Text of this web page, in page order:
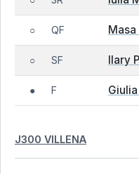
○ QF
○ SF Ilary
● F
J300 VILLENA